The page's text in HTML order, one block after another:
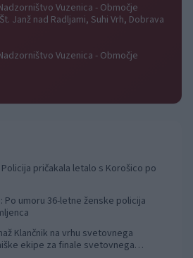
Vuzenica - Območje
Janž nad Radljami, Suhi Vrh, Dobrava
Vuzenica - Območje
pričakala letalo s Korošico po
Po umoru 36-letne ženske policija
Klančnik na vrhu svetovnega
ekipe za finale svetovnega